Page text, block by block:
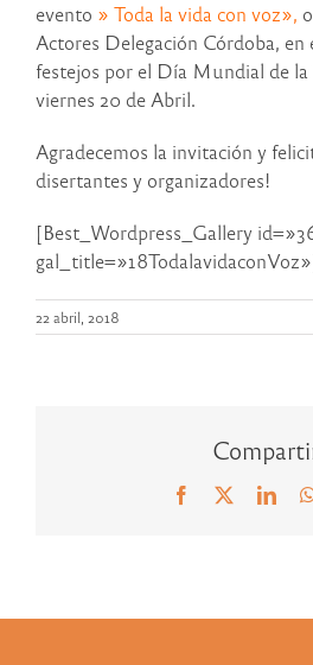
evento » Toda la vida con voz»,
Actores Delegación Córdoba, en
festejos por el Día Mundial de la
viernes 20 de Abril.
Agradecemos la invitación y
disertantes y organizadores!
[Best_Wordpress_Gallery
22 abril, 2018
Facebook